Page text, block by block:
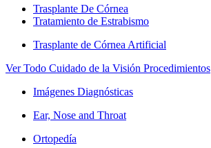
Trasplante De Córnea
Tratamiento de Estrabismo
Trasplante de Córnea Artificial
Ver Todo Cuidado de la Visión Procedimientos
Imágenes Diagnósticas
Ear, Nose and Throat
Ortopedía